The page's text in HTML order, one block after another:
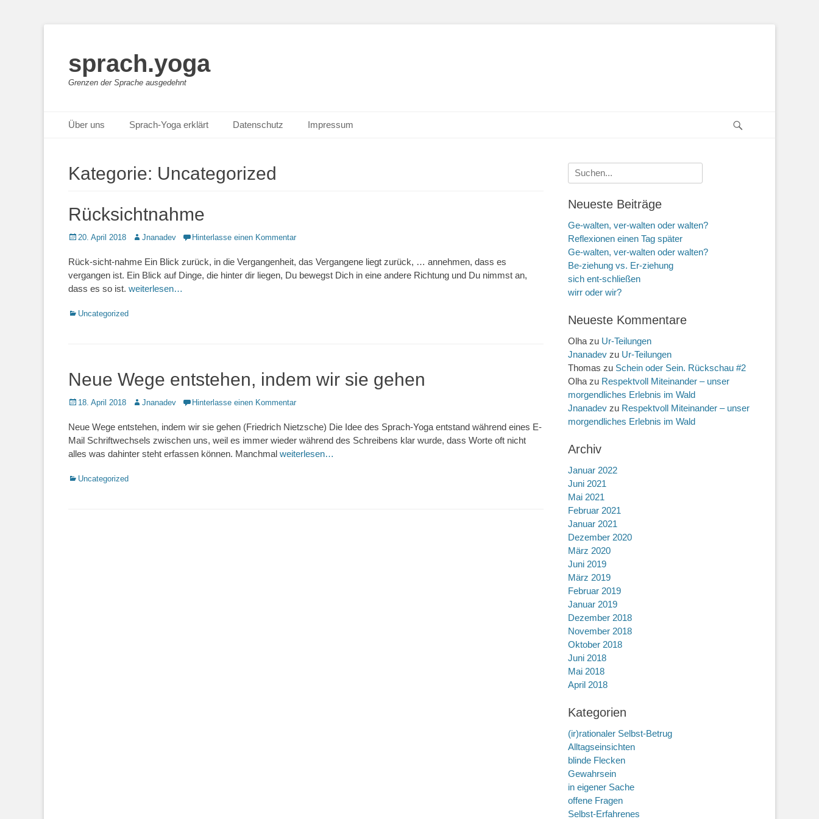
sprach.yoga
Grenzen der Sprache ausgedehnt
Primäres Menü
Zum
Inhalt
Über uns Sprach-Yoga erklärt Datenschutz Impressum
Kategorie: Uncategorized
Rücksichtnahme
Posted
20. April 2018 AutorJnanadev Hinterlasse einen Kommentar
Rück-sicht-nahme Ein Blick zurück, in die Vergangenheit, das Vergangene liegt zurück, … annehmen, dass es
vergangen ist. Ein Blick auf Dinge, die hinter dir liegen, Du bewegst Dich in eine andere Richtung und Du nimmst an,
dass es so ist. weiterlesen…
Kategorien
Uncategorized
Neue Wege entstehen, indem wir sie gehen
Posted
18. April 2018 AutorJnanadev Hinterlasse einen Kommentar
Neue Wege entstehen, indem wir sie gehen (Friedrich Nietzsche) Die Idee des Sprach-Yoga entstand während eines E-
Mail Schriftwechsels zwischen uns, weil es immer wieder während des Schreibens klar wurde, dass Worte oft nicht
alles was dahinter steht erfassen können. Manchmal weiterlesen…
Kategorien
Uncategorized
Suche
nach:
Neueste Beiträge
Ge-walten, ver-walten oder walten?
Reflexionen einen Tag später
Ge-walten, ver-walten oder walten?
Be-ziehung vs. Er-ziehung
sich ent-schließen
wirr oder wir?
Neueste Kommentare
Olha zu Ur-Teilungen
Jnanadev zu Ur-Teilungen
Thomas zu Schein oder Sein. Rückschau #2
Olha zu Respektvoll Miteinander – unser
morgendliches Erlebnis im Wald
Jnanadev zu Respektvoll Miteinander – unser
morgendliches Erlebnis im Wald
Archiv
Januar 2022
Juni 2021
Mai 2021
Februar 2021
Januar 2021
Dezember 2020
März 2020
Juni 2019
März 2019
Februar 2019
Januar 2019
Dezember 2018
November 2018
Oktober 2018
Juni 2018
Mai 2018
April 2018
Kategorien
(ir)rationaler Selbst-Betrug
Alltagseinsichten
blinde Flecken
Gewahrsein
in eigener Sache
offene Fragen
Selbst-Erfahrenes